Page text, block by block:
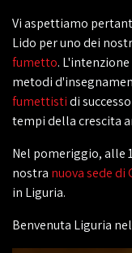
Vi aspettiamo
Lido per uno dei
fumetto.
metodi
fumettistidi
tempi della crescita
Nel pomeriggio, alle
nostra nuova sede di
in Liguria.
Benvenuta Liguria